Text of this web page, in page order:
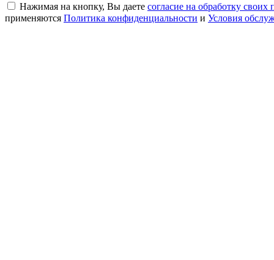
Нажимая на кнопку, Вы даете согласие на обработку
применяются Политика конфиденциальности и Условия